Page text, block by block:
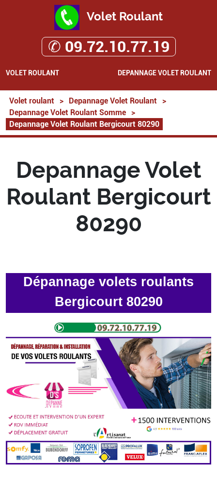
Volet Roulant
✆ 09.72.10.77.19
VOLET ROULANT DEPANNAGE VOLET ROULANT
Volet roulant > Depannage Volet Roulant
>
Depannage Volet Roulant Somme
>
Depannage Volet Roulant Bergicourt 80290
Depannage Volet
Roulant Bergicourt
80290
Dépannage volets roulants
Bergicourt 80290